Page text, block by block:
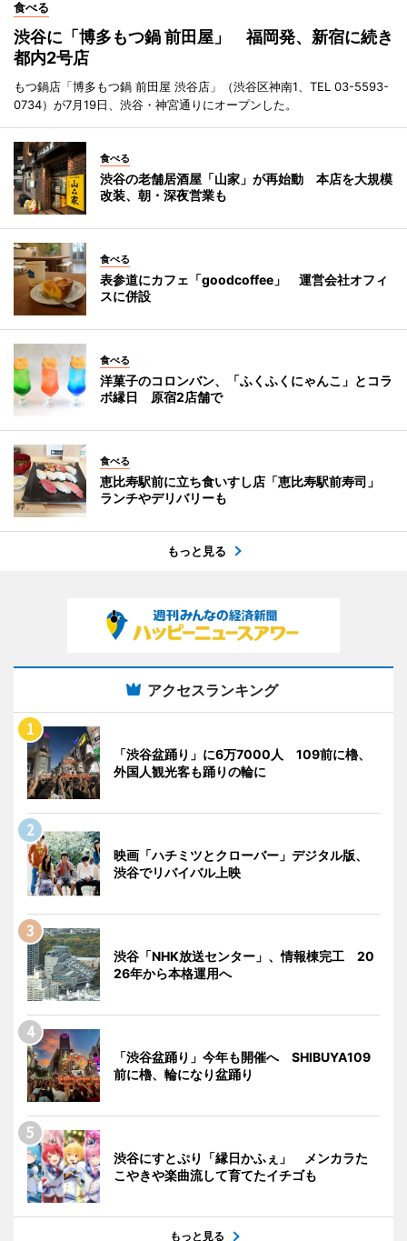
食べる
渋谷に「博多もつ鍋 前田屋」 福岡発、新宿に続き
都内2号店
もつ鍋店「博多もつ鍋 前田屋 渋谷店」（渋谷区神南1、TEL 03-5593-
0734）が7月19日、渋谷・神宮通りにオープンした。
食べる
渋谷の老舗居酒屋「山家」が再始動 本店を大規模
改装、朝・深夜営業も
食べる
表参道にカフェ「goodcoffee」 運営会社オフィ
スに併設
食べる
洋菓子のコロンバン、「ふくふくにゃんこ」とコラ
ボ縁日 原宿2店舗で
食べる
恵比寿駅前に立ち食いすし店「恵比寿駅前寿司」
ランチやデリバリーも
もっと見る
アクセスランキング
「渋谷盆踊り」に6万7000人 109前に櫓、
外国人観光客も踊りの輪に
映画「ハチミツとクローバー」デジタル版、
渋谷でリバイバル上映
渋谷「NHK放送センター」、情報棟完工 20
26年から本格運用へ
「渋谷盆踊り」今年も開催へ SHIBUYA109
前に櫓、輪になり盆踊り
渋谷にすとぷり「縁日かふぇ」 メンカラた
こやきや楽曲流して育てたイチゴも
もっと見る